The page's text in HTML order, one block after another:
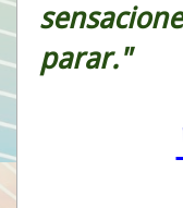
parar."